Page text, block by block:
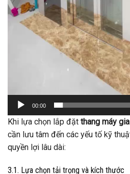
00:00
Khi lựa chọn lắp đặt thang máy
cần lưu tâm đến các yếu tố kỹ
quyền lợi lâu dài:
3.1. Lựa chọn tải trọng và kích thước